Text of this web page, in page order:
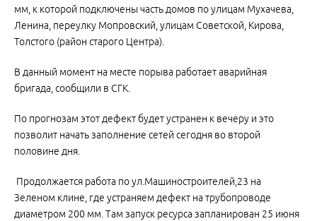
мм, к которой подключены часть домов по улицам Мухачева,
Ленина, переулку Мопровский, улицам Советской, Кирова,
Толстого (район старого Центра).
В данный момент на месте порыва работает аварийная
бригада, сообщили в СГК.
По прогнозам этот дефект будет устранен к вечеру и это
позволит начать заполнение сетей сегодня во второй
половине дня.
Продолжается работа по ул.Машиностроителей,23 на
Зеленом клине, где устраняем дефект на трубопроводе
диаметром 200 мм. Там запуск ресурса запланирован 25 июня